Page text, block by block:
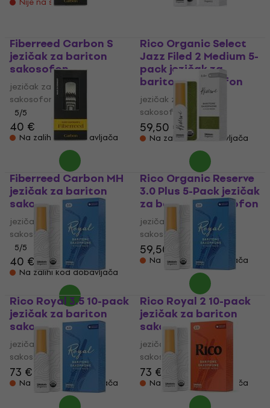
Fiberreed Carbon S
jezičak za bariton
sakosofon
jezičak za bariton
sakosofon
5/5
40 €
Na zalihi kod dobavljača
Rico Organic Select
Jazz Filed 2 Medium 5-
pack jezičak za
bariton sakosofon
jezičak za bariton
sakosofon
59,50 €
Na zalihi kod dobavljača
Fiberreed Carbon MH
jezičak za bariton
sakosofon
jezičak za bariton
sakosofon
5/5
40 €
Na zalihi kod dobavljača
Rico Organic Reserve
3.0 Plus 5-Pack jezičak
za bariton sakosofon
jezičak za bariton
sakosofon
59,50 €
Na zalihi kod dobavljača
Rico Royal 3.5 10-pack
jezičak za bariton
sakosofon
jezičak za bariton
sakosofon
73 €
Na zalihi kod dobavljača
Rico Royal 2 10-pack
jezičak za bariton
sakosofon
jezičak za bariton
sakosofon
73 €
Na zalihi kod dobavljača